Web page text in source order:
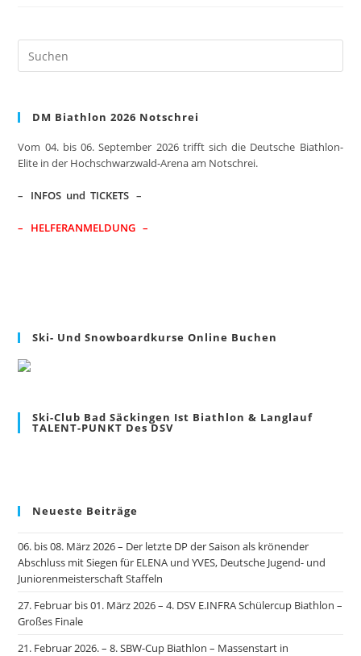
–
Biathlon
Willingen
DM Biathlon 2026 Notschrei
Vom 04. bis 06. September 2026 trifft sich die Deutsche Biathlon-
Elite in der Hochschwarzwald-Arena am Notschrei.
– INFOS und TICKETS –
– HELFERANMELDUNG –
Ski- Und Snowboardkurse Online Buchen
Ski-Club Bad Säckingen Ist Biathlon & Langlauf
TALENT-PUNKT Des DSV
Neueste Beiträge
06. bis 08. März 2026 – Der letzte DP der Saison als krönender
Abschluss mit Siegen für ELENA und YVES, Deutsche Jugend- und
Juniorenmeisterschaft Staffeln
27. Februar bis 01. März 2026 – 4. DSV E.INFRA Schülercup Biathlon –
Großes Finale
21. Februar 2026. – 8. SBW-Cup Biathlon – Massenstart in